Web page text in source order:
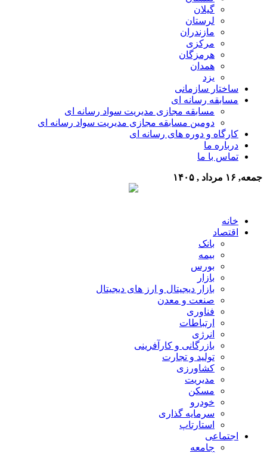
گیلان
لرستان
مازندران
مرکزی
هرمزگان
همدان
یزد
ساختار سازمانی
مسابقه رسانه ای
مسابقه مجازی مدیریت سواد رسانه ای
دومین مسابقه مجازی مدیریت سواد رسانه ای
کارگاه و دوره های رسانه ای
درباره ما
تماس با ما
جمعه, ۱۶ مرداد , ۱۴۰۵
خانه
اقتصاد
بانک
بیمه
بورس
بازار
بازار دیجیتال و ارز های دیجیتال
صنعت و معدن
فناوری
ارتباطات
انرژی
بازرگانی و کارآفرینی
تولید و تجارت
کشاورزی
مدیریت
مسکن
خودرو
سرمایه گذاری
استارتاپ
اجتماعی
جامعه